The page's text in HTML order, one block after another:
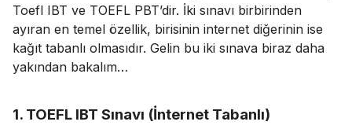
Toefl IBT ve TOEFL PBT’dir. İki sınavı birbirinden
ayıran en temel özellik, birisinin internet diğerinin ise
kağıt tabanlı olmasıdır. Gelin bu iki sınava biraz daha
yakından bakalım…
1. TOEFL IBT Sınavı (İnternet Tabanlı)